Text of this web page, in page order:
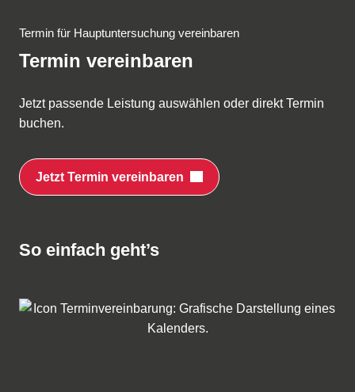
Termin für Hauptuntersuchung vereinbaren
Termin vereinbaren
Jetzt passende Leistung auswählen oder direkt Termin
buchen.
Jetzt Termin vereinbaren
So einfach geht’s